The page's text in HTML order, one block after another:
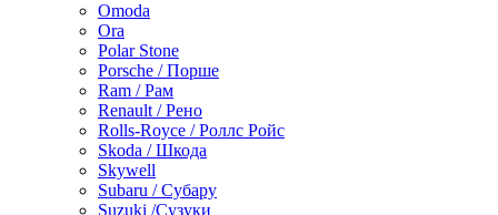
Omoda
Ora
Polar Stone
Porsche / Порше
Ram / Рам
Renault / Рено
Rolls-Royce / Роллс Ройс
Skoda / Шкода
Skywell
Subaru / Субару
Suzuki /Сузуки